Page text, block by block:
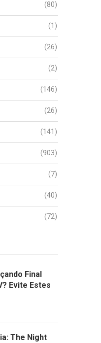
(80)
(1)
(26)
(2)
(146)
(26)
(141)
(903)
(7)
(40)
(72)
Final
Evite Estes
The Night